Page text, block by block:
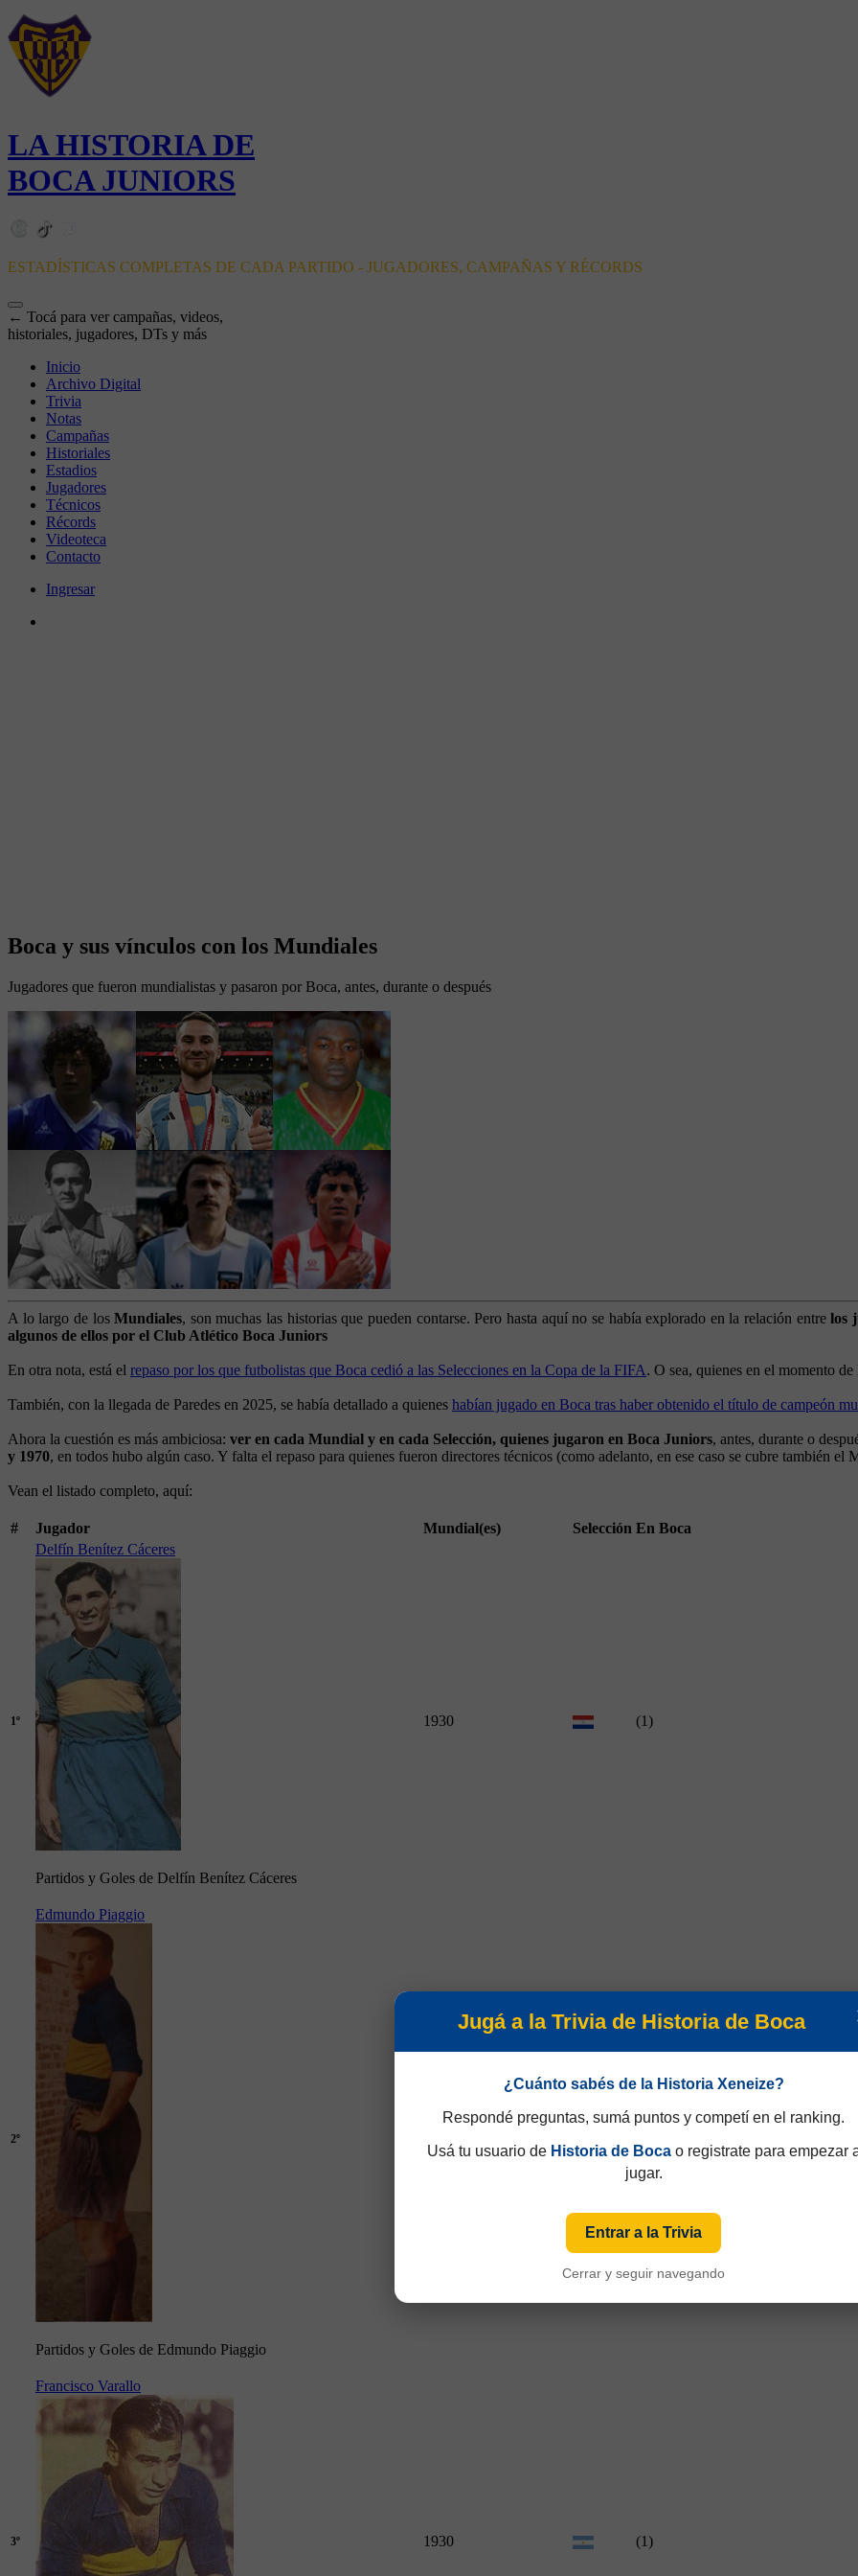
LA HISTORIA DE
BOCA JUNIORS
ESTADÍSTICAS COMPLETAS DE CADA PARTIDO - JUGADORES, CAMPAÑAS Y RÉCORDS
← Tocá para ver campañas, videos,
historiales, jugadores, DTs y más
Inicio
Archivo Digital
Trivia
Notas
Campañas
Historiales
Estadios
Jugadores
Técnicos
Récords
Videoteca
Contacto
Ingresar
Boca y sus vínculos con los Mundiales
Jugadores que fueron mundialistas y pasaron por Boca, antes, durante o después
A lo largo de losMundiales, son muchas las historias que pueden contarse. Pero hasta aquí no se había explorado en la relación entrelos
algunos de ellos por el Club Atlético Boca Juniors
En otra nota, está el repaso por los que futbolistas que Boca cedió a las Selecciones en la Copa de la FIFA. O sea, quienes en el momento
También, con la llegada de Paredes en 2025, se había detallado a quienes habían jugado en Boca tras haber obtenido el título de campeón
Ahora la cuestión es más ambiciosa: ver en cada Mundial y en cada Selección, quienes jugaron en Boca Juniors, antes, durante o
y 1970, en todos hubo algún caso. Y falta el repaso para quienes fueron directores técnicos (como adelanto, en ese caso se cubre también el
Vean el listado completo, aquí:
# Jugador Mundial(es) Selección En Boca
1º
Delfín Benítez Cáceres
Partidos y Goles de Delfín Benítez Cáceres
1930 (1)
2º
Edmundo Piaggio
Partidos y Goles de Edmundo Piaggio
3º
Francisco Varallo
1930 (1)
Jugá a la Trivia de Historia de Boca
¿Cuánto sabés de la Historia Xeneize?
Respondé preguntas, sumá puntos y competí en el ranking.
Usá tu usuario de Historia de Bocao registrate para empezar
jugar.
Entrar a la Trivia
Cerrar y seguir navegando